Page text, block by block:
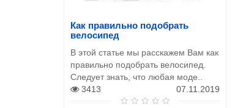
Как правильно подобрать
велосипед
В этой статье мы расскажем Вам как
правильно подобрать велосипед.
Следует знать, что любая моде..
3413
07.11.2019